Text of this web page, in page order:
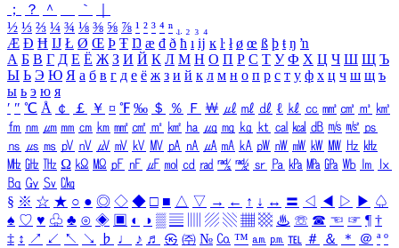
；
？ ＾ ｀
½ ⅓ ⅔ ¼ ¾ ⅛ ⅜ ⅝ ⅞ ¹ ² ³ ⁴ ⁿ ₁ ₂ ₃ ₄
Æ Ð Ħ Ĳ Ł Ø Œ Þ Ŧ Ŋ æ đ ð ħ ı ĳ ĸ ŀ ł ø œ ß þ ŧ ŋ ŉ
А Б В Г Д Е Ё Ж З И Й К Л М Н О П Р С Т У Ф Х Ц Ч Ш Щ Ъ
Ы Ь Э Ю Я а б в г д е ё ж з и й к л м н о п р с т у ф х ц ч ш щ ъ
ы ь э ю я
′ ″ ℃ Å ￠ ￡ ￥ ¤ ℉ ‰ ＄ ％ Ｆ ￦ ㎕ ㎖ ㎗ ℓ ㎘ ㏄ ㎣ ㎤ ㎥ ㎦
㎙ ㎚ ㎛ ㎜ ㎝ ㎞ ㎟ ㎠ ㎡ ㎢ ㏊ ㎍ ㎎ ㎏ ㏏ ㎈ ㎉ ㏈ ㎧ ㎨ ㎰
㎱ ㎲ ㎳ ㎴ ㎵ ㎶ ㎷ ㎸ ㎹ ㎀ ㎁ ㎂ ㎃ ㎄ ㎺ ㎻ ㎽ ㎾ ㎿ ㎐ ㎑
㎒ ㎓ ㎔ Ω ㏀ ㏁ ㎊ ㎋ ㎌ ㏖ ㏅ ㎭ ㎮ ㎯ ㏛ ㎩ ㎪ ㎫ ㎬ ㏝ ㏐
㏓
㏃ ㏉ ㏜ ㏆
§ ※ ☆ ★ ○ ● ◎ ◇ ◆ □ ■ △ ▽ → ← ↑ ↓ ↔ 〓 ◁ ◀ ▷ ▶ ♤
♠ ♡ ♥ ♧ ♣ ⊙ ◈ ▣ ◐ ◑ ▒ ▤ ▨ ▧ ▦ ▩ ♨ ☏ ☎ ☜ ☞ ¶ †
‡ ↕ ↗ ↙ ↖ ↘ ♭ ♩ ♪ ♬ ㉿ ㈜ № ㏇ ™ ㏂ ㏘ ℡ ＃ ＆ ＊ ＠ ª º